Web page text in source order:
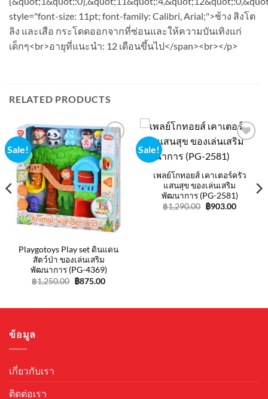
style="font-size: 11pt; font-family: Calibri, Arial;">ช้าง สิงโต
ลิง และเสือ กระโดดออกจากที่ซ่อนและให้ความบันเทิงแก่
เด็กๆ<br>อายุที่แนะนำ: 12 เดือนขึ้นไป</span><br></p>
RELATED PRODUCTS
Sale!
Add to
wishlist
Playgotoys Play set ดินแดน
สัตว์ป่า ของเล่นเสริม
พัฒนาการ (PG-4369)
฿1,250.00 Original
price
฿875.00Current
Sale!
เพลย์โกทอยส์ เคาเตอร์ครัว
แสนสุข ของเล่นเสริม
พัฒนาการ (PG-2581)
฿1,290.00 Original
price
฿903.00Current
ข้อมูล
เกี่ยวกับเรา
ติดต่อเรา